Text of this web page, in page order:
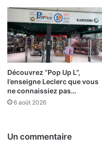
Découvrez “Pop Up L”,
l’enseigne Leclerc que vous
ne connaissiez pas…
6 août 2026
Un commentaire